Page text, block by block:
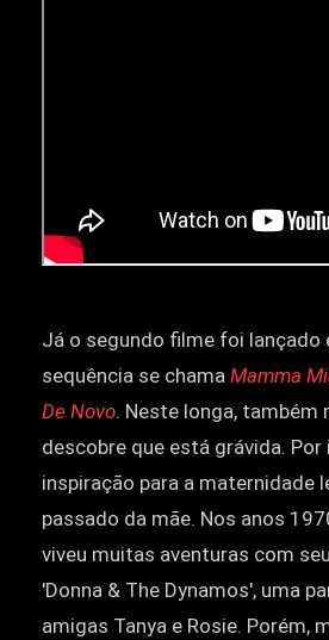
Já o segundo filme foi lançado
sequência se chama Mamma
De Novo. Neste longa, também
descobre que está grávida. Por
inspiração para a maternidade
passado da mãe. Nos anos
viveu muitas aventuras com
'Donna & The Dynamos', uma
amigas Tanya e Rosie. Porém,